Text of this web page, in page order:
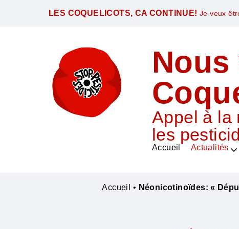
LES COQUELICOTS, CA CONTINUE! Je veux
Appel à la
les
Accueil Actualités
Accueil • Néonicotinoïdes: «